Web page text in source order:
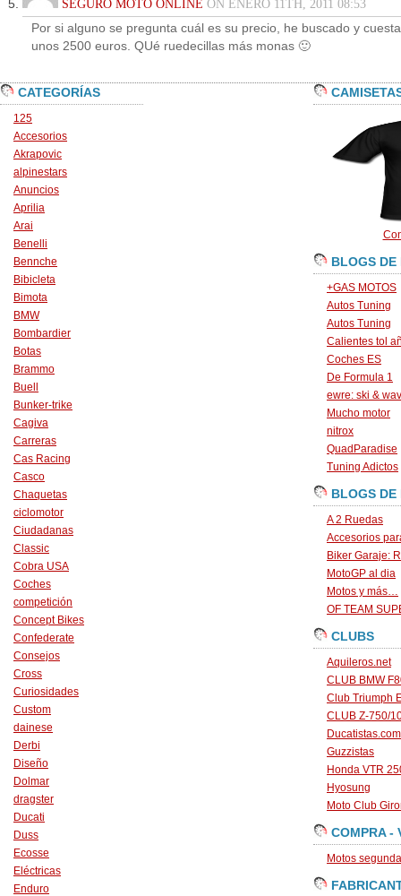
SEGURO MOTO ONLINE ON ENERO 11TH, 2011 08:53
Por si alguno se pregunta cuál es su precio, he buscado y cuesta
unos 2500 euros. QUé ruedecillas más monas 🙂
CATEGORÍAS
125
Accesorios
Akrapovic
alpinestars
Anuncios
Aprilia
Arai
Benelli
Bennche
Bibicleta
Bimota
BMW
Bombardier
Botas
Brammo
Buell
Bunker-trike
Cagiva
Carreras
Cas Racing
Casco
Chaquetas
ciclomotor
Ciudadanas
Classic
Cobra USA
Coches
competición
Concept Bikes
Confederate
Consejos
Cross
Curiosidades
Custom
dainese
Derbi
Diseño
Dolmar
dragster
Ducati
Duss
Ecosse
Eléctricas
Enduro
BLOGS DE
+GAS MOTOS
Autos Tuning
Autos Tuning
Calientes tol
Coches ES
De Formula 1
ewre: ski &
Mucho motor
nitrox
QuadParadise
Tuning Adictos
BLOGS DE
A 2 Ruedas
Accesorios
Biker Garaje:
MotoGP al dia
Motos y más…
OF TEAM
CLUBS
Aquileros.net
CLUB BMW
Club Triumph
CLUB Z-750/
Ducatistas.com
Guzzistas
Honda VTR
Hyosung
Moto Club
COMPRA -
Motos